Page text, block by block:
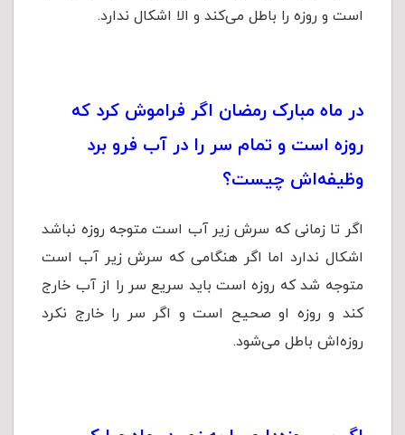
است و روزه را باطل می‌کند و الا اشکال ندارد.
در ماه مبارک رمضان اگر فراموش کرد که
روزه است و تمام سر را در آب فرو برد
وظیفه‌اش چیست؟
اگر تا زمانی که سرش زیر آب است متوجه روزه نباشد
اشکال ندارد اما اگر هنگامی که سرش زیر آب است
متوجه شد که روزه است باید سریع سر را از آب خارج
کند و روزه او صحیح است و اگر سر را خارج نکرد
روزه‌اش باطل می‌شود.